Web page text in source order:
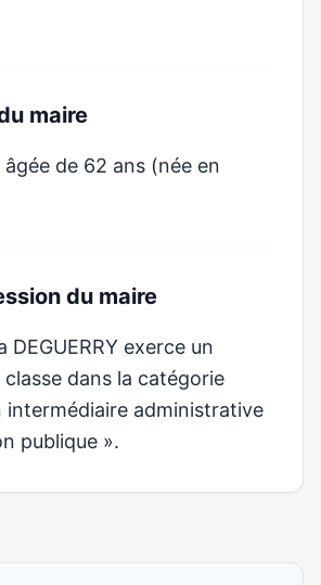
maire
de 62 ans (née en
du maire
DEGUERRY exerce un
dans la catégorie
intermédiaire administrative
publique ».